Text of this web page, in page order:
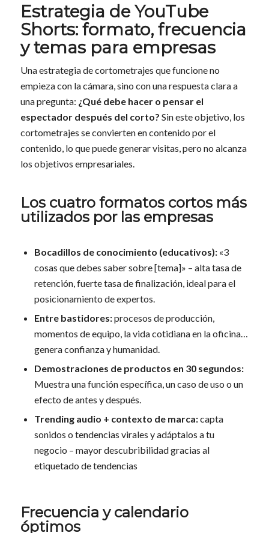
Estrategia de YouTube
Shorts: formato, frecuencia
y temas para empresas
Una estrategia de cortometrajes que funcione no
empieza con la cámara, sino con una respuesta clara a
una pregunta: ¿Qué debe hacer o pensar el
espectador después del corto? Sin este objetivo, los
cortometrajes se convierten en contenido por el
contenido, lo que puede generar visitas, pero no alcanza
los objetivos empresariales.
Los cuatro formatos cortos más
utilizados por las empresas
Bocadillos de conocimiento (educativos):«3
cosas que debes saber sobre [tema]» – alta tasa de
retención, fuerte tasa de finalización, ideal para el
posicionamiento de expertos.
Entre bastidores:procesos de producción,
momentos de equipo, la vida cotidiana en la oficina…
genera confianza y humanidad.
Demostraciones de productos en 30 segundos:
Muestra una función específica, un caso de uso o un
efecto de antes y después.
Trending audio + contexto de marca:capta
sonidos o tendencias virales y adáptalos a tu
negocio – mayor descubribilidad gracias al
etiquetado de tendencias
Frecuencia y calendario
óptimos